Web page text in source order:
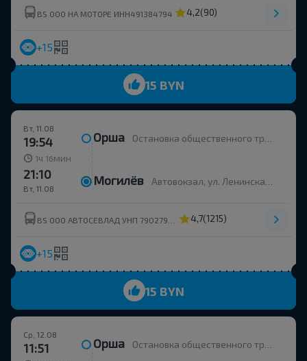
BS ООО НА МОТОРЕ ИНН491384794 4,2(90)
+15
15 BYN
Вт, 11.08
19:54 Орша Остановка общественного транспорта Улица Строителей
1ч 16 мин
Вт, 11.08
21:10 Могилёв Автовокзал, ул. Ленинская 93
4,7(1215)
+15
15 BYN
Ср, 12.08
11:51 Орша Остановка общественного транспорта Улица Строителей